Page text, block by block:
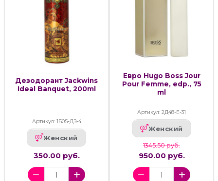
Дезодорант Jackwins
Ideal Banquet, 200ml
Артикул: 1Б05-ДЗ-4
Женский
350.00 руб.
Евро Hugo Boss Jour
Pour Femme, edp., 75
ml
Артикул: 2Д48-Е-31
Женский
1345.50 руб.
950.00 руб.